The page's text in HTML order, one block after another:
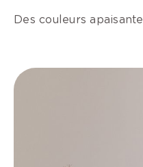
Des couleurs